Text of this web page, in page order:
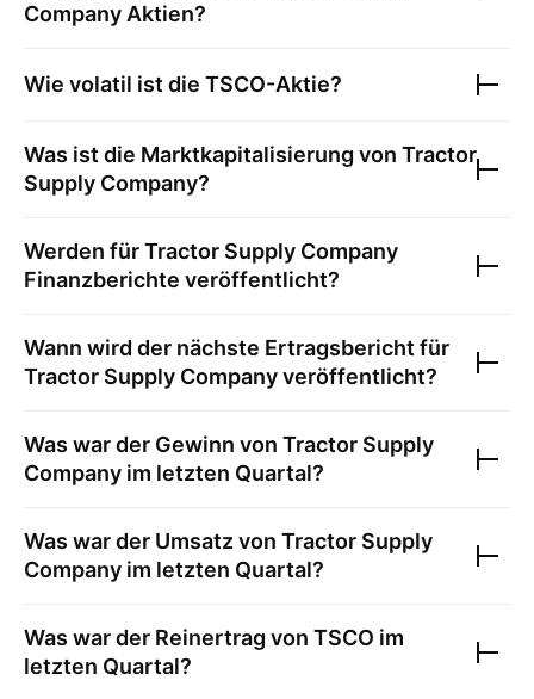
Company Aktien?
Wie volatil ist die TSCO-Aktie?
Was ist die Marktkapitalisierung von Tractor
Supply Company?
Werden fürTractor Supply Company
Finanzberichte veröffentlicht?
Wann wird der nächste Ertragsbericht für
Tractor Supply Companyveröffentlicht?
Was war der Gewinn von Tractor Supply
Company im letzten Quartal?
Was war der Umsatz von Tractor Supply
Company im letzten Quartal?
Was war der Reinertrag von TSCO im
letzten Quartal?